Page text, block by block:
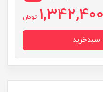
1,342,400 تومان